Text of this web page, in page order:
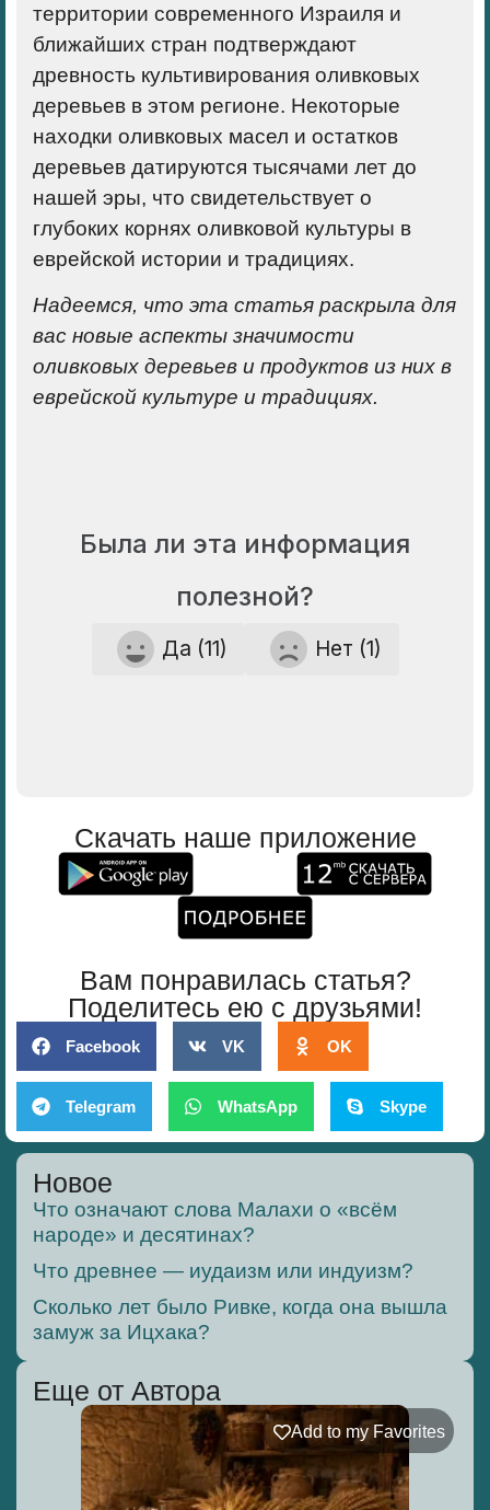
территории современного Израиля и
ближайших стран подтверждают
древность культивирования оливковых
деревьев в этом регионе. Некоторые
находки оливковых масел и остатков
деревьев датируются тысячами лет до
нашей эры, что свидетельствует о
глубоких корнях оливковой культуры в
еврейской истории и традициях.
Надеемся, что эта статья раскрыла для
вас новые аспекты значимости
оливковых деревьев и продуктов из них в
еврейской культуре и традициях.
Была ли эта информация
полезной?
Да (11) Нет (1)
Скачать наше приложение
Вам понравилась статья?
Поделитесь ею с друзьями!
Facebook VK OK
Telegram WhatsApp Skype
Новое
Что означают слова Малахи о «всём
народе» и десятинах?
Что древнее — иудаизм или индуизм?
Сколько лет было Ривке, когда она вышла
замуж за Ицхака?
Еще от Автора
Add to my Favorites